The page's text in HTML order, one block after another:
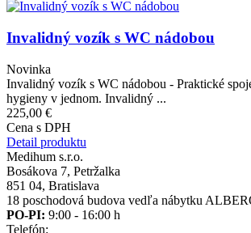
Invalidný vozík s WC nádobou
Novinka
Invalidný vozík s WC nádobou - Praktické
hygieny v jednom. Invalidný ...
225,00 €
Cena s DPH
Detail produktu
Medihum s.r.o.
Bosákova 7, Petržalka
851 04, Bratislava
18 poschodová budova vedľa nábytku
PO-PI: 9:00 - 16:00 h
Telefón: